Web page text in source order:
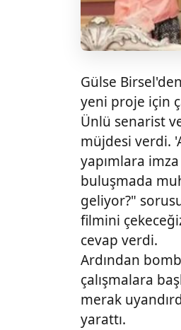
Gülse
yeni proje için
Ünlü senarist
müjdesi verdi.
yapımlara
buluşmada
geliyor?"
filmini
cevap verdi.
Ardından
çalışmalara
merak
yarattı.